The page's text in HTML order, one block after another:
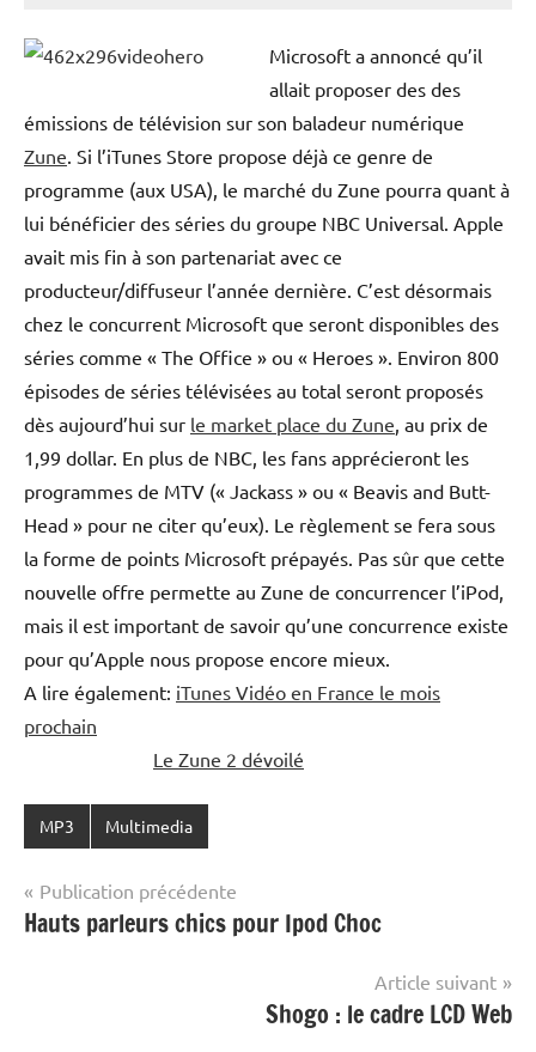
Microsoft a annoncé qu’il
allait proposer des des
émissions de télévision sur son baladeur numérique
Zune . Si l’iTunes Store propose déjà ce genre de
programme (aux USA), le marché du Zune pourra quant à
lui bénéficier des séries du groupe NBC Universal. Apple
avait mis fin à son partenariat avec ce
producteur/diffuseur l’année dernière. C’est désormais
chez le concurrent Microsoft que seront disponibles des
séries comme « The Office » ou « Heroes ». Environ 800
épisodes de séries télévisées au total seront proposés
dès aujourd’hui sur le market place du Zune , au prix de
1,99 dollar. En plus de NBC, les fans apprécieront les
programmes de MTV (« Jackass » ou « Beavis and Butt-
Head » pour ne citer qu’eux). Le règlement se fera sous
la forme de points Microsoft prépayés. Pas sûr que cette
nouvelle offre permette au Zune de concurrencer l’iPod,
mais il est important de savoir qu’une concurrence existe
pour qu’Apple nous propose encore mieux.
A lire également: iTunes Vidéo en France le mois
prochain
Le Zune 2 dévoilé
MP3 Multimedia
Navigation
de
Publication précédente
Hauts parleurs chics pour Ipod Choc
Article suivant
Shogo : le cadre LCD Web